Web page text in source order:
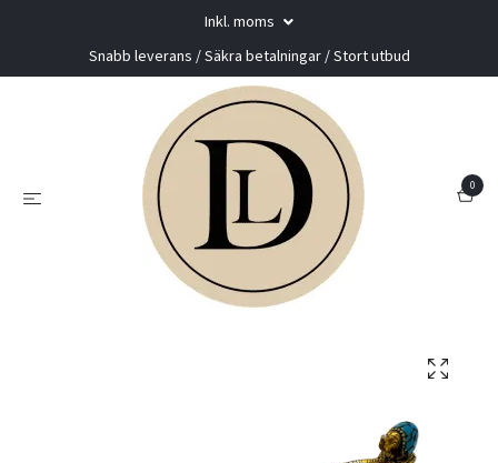
Inkl. moms
Snabb leverans / Säkra betalningar / Stort utbud
0